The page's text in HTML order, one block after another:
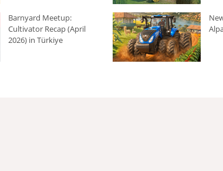
Barnyard Meetup:
Cultivator Recap (April
2026) in Türkiye